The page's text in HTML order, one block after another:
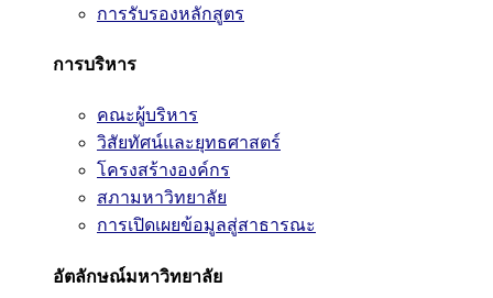
การรับรองหลักสูตร
การบริหาร
คณะผู้บริหาร
วิสัยทัศน์และยุทธศาสตร์
โครงสร้างองค์กร
สภามหาวิทยาลัย
การเปิดเผยข้อมูลสู่สาธารณะ
อัตลักษณ์มหาวิทยาลัย